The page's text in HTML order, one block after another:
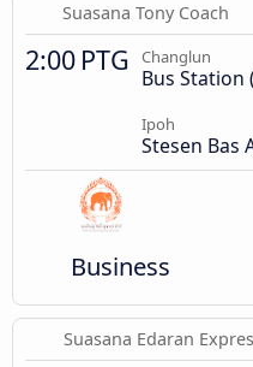
Suasana Tony Coach
2:00 PTG Changlun
Bus Station
Ipoh
Stesen Bas
Business
Suasana Edaran